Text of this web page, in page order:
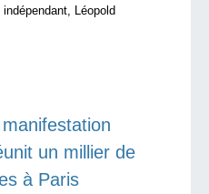
Léopold
un millier de
à Paris